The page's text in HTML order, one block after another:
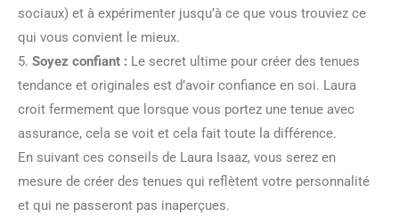
sociaux) et à expérimenter jusqu’à ce que vous trouviez ce
qui vous convient le mieux.
5. Soyez confiant : Le secret ultime pour créer des tenues
tendance et originales est d’avoir confiance en soi. Laura
croit fermement que lorsque vous portez une tenue avec
assurance, cela se voit et cela fait toute la différence.
En suivant ces conseils de Laura Isaaz, vous serez en
mesure de créer des tenues qui reflètent votre personnalité
et qui ne passeront pas inaperçues.